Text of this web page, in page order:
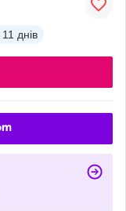
11 днів